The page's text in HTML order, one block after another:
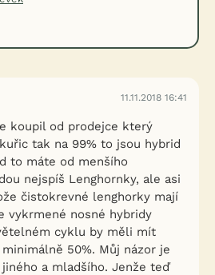
11.11.2018 16:41
koupil od prodejce který
tak na 99% to jsou hybrid
to máte od menšího
nejspíš Lenghornky, ale asi
čistokrevné lenghorky mají
vykrmené nosné hybridy
cyklu by měli mít
50%. Můj názor je
a mladšího. Jenže teď